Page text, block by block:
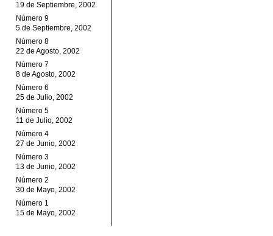
19 de Septiembre, 2002
Número 9
5 de Septiembre, 2002
Número 8
22 de Agosto, 2002
Número 7
8 de Agosto, 2002
Número 6
25 de Julio, 2002
Número 5
11 de Julio, 2002
Número 4
27 de Junio, 2002
Número 3
13 de Junio, 2002
Número 2
30 de Mayo, 2002
Número 1
15 de Mayo, 2002